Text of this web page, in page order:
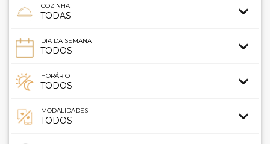
COZINHA
DIA DA SEMANA
HORÁRIO
MODALIDADES